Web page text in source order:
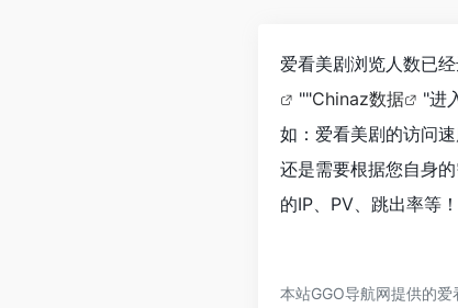
爱看美剧浏览人数已
""Chinaz数据
"进
如：爱看美剧的访问
还是需要根据您自身
的IP、PV、跳出率等！
本站GGO导航网提供的